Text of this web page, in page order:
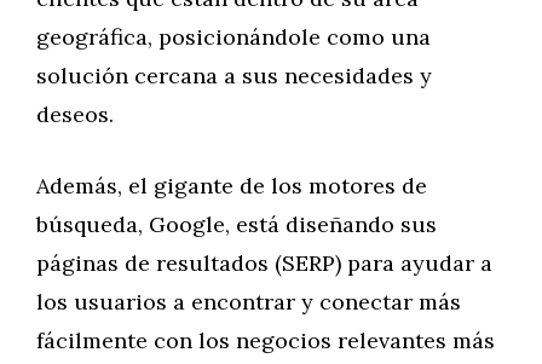
geográfica, posicionándole como una
solución cercana a sus necesidades y
deseos.
Además, el gigante de los motores de
búsqueda, Google, está diseñando sus
páginas de resultados (SERP) para ayudar a
los usuarios a encontrar y conectar más
fácilmente con los negocios relevantes más